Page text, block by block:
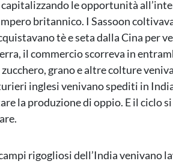
capitalizzando le opportunità
britannico. I Sassoon
tè e seta dalla Cina per
il commercio scorreva in
grano e altre colture
inglesi venivano spediti in
la produzione di oppio. E il ciclo
rigogliosi dell’India venivano